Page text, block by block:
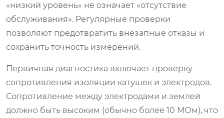
«низкий уровень» не означает «отсутствие
обслуживания». Регулярные проверки
позволяют предотвратить внезапные отказы и
сохранить точность измерений.
Первичная диагностика включает проверку
сопротивления изоляции катушек и электродов.
Сопротивление между электродами и землей
должно быть высоким (обычно более 10 МОм), что